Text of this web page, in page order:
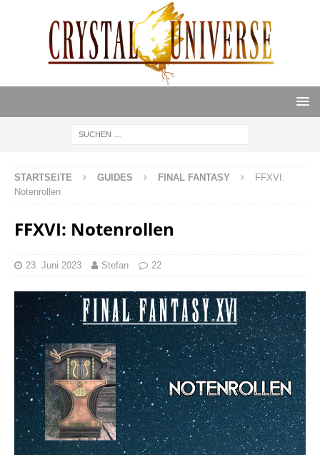
STARTSEITE GUIDES FINAL FANTASY
FFXVI:
Notenrollen
FFXVI: Notenrollen
23. Juni 2023 Stefan 22